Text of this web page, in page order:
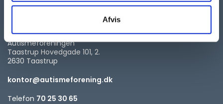
Afvis
KONTAKT
Autismeforeningen
Taastrup Hovedgade 101, 2.
2630 Taastrup
kontor@autismeforening.dk
Telefon 70 25 30 65